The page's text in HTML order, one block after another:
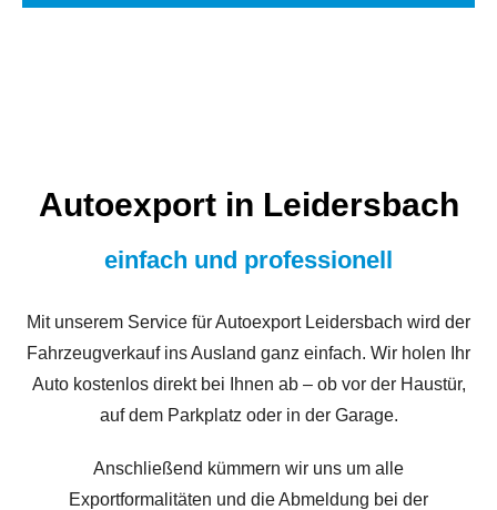
Autoexport in Leidersbach
einfach und professionell
Mit unserem Service für Autoexport Leidersbach wird der
Fahrzeugverkauf ins Ausland ganz einfach. Wir holen Ihr
Auto kostenlos direkt bei Ihnen ab – ob vor der Haustür,
auf dem Parkplatz oder in der Garage.
Anschließend kümmern wir uns um alle
Exportformalitäten und die Abmeldung bei der